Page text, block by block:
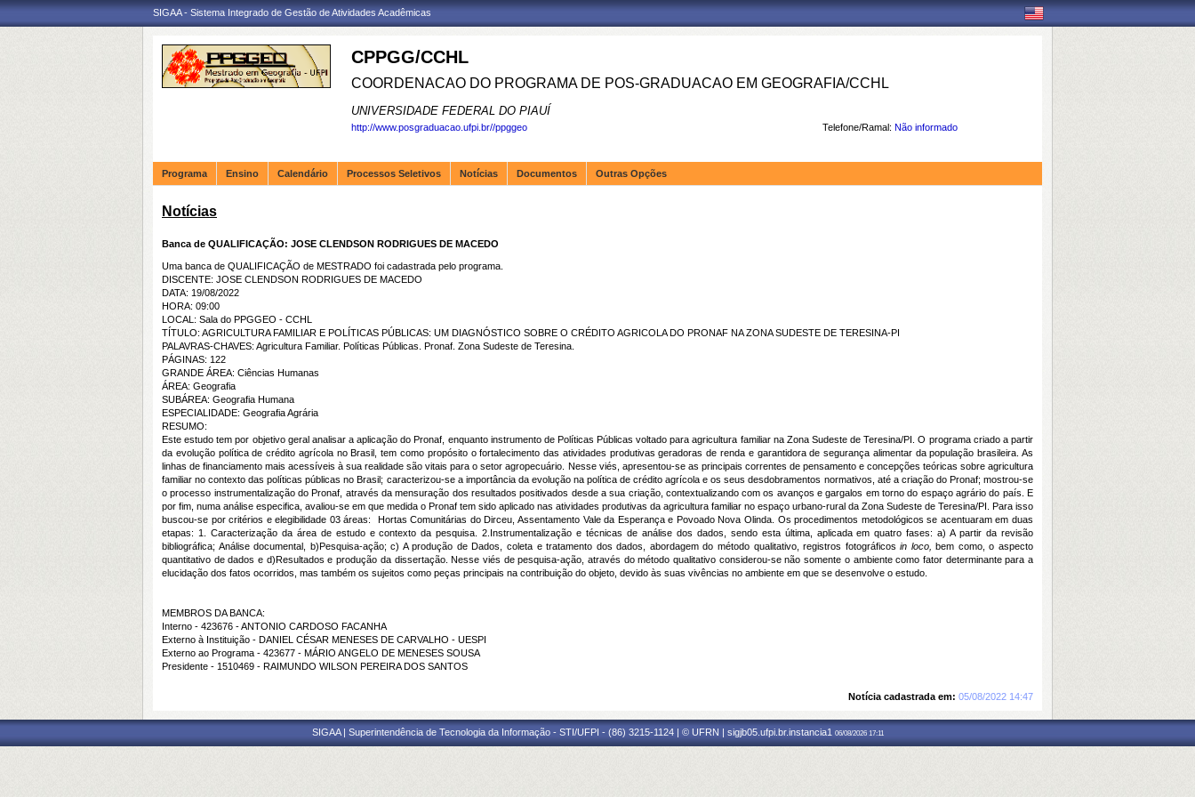
SIGAA - Sistema Integrado de Gestão de Atividades Acadêmicas
CPPGG/CCHL
COORDENACAO DO PROGRAMA DE POS-GRADUACAO EM GEOGRAFIA/CCHL
UNIVERSIDADE FEDERAL DO PIAUÍ
Telefone/Ramal: Não informado
http://www.posgraduacao.ufpi.br//ppggeo
Programa Ensino Calendário Processos Seletivos Notícias Documentos Outras Opções
Notícias
Banca de QUALIFICAÇÃO: JOSE CLENDSON RODRIGUES DE MACEDO
Uma banca de QUALIFICAÇÃO de MESTRADO foi cadastrada pelo programa.
DISCENTE: JOSE CLENDSON RODRIGUES DE MACEDO
DATA: 19/08/2022
HORA: 09:00
LOCAL: Sala do PPGGEO - CCHL
TÍTULO: AGRICULTURA FAMILIAR E POLÍTICAS PÚBLICAS: UM DIAGNÓSTICO SOBRE O CRÉDITO AGRICOLA DO PRONAF NA ZONA SUDESTE DE TERESINA-PI
PALAVRAS-CHAVES: Agricultura Familiar. Políticas Públicas. Pronaf. Zona Sudeste de Teresina.
PÁGINAS: 122
GRANDE ÁREA: Ciências Humanas
ÁREA: Geografia
SUBÁREA: Geografia Humana
ESPECIALIDADE: Geografia Agrária
RESUMO:
Este estudo tem por objetivo geral analisar a aplicação do Pronaf, enquanto instrumento de Políticas Públicas voltado para agricultura familiar na Zona Sudeste de Teresina/PI. O programa criado a partir
da evolução política de crédito agrícola no Brasil, tem como propósito o fortalecimento das atividades produtivas geradoras de renda e garantidora de segurança alimentar da população brasileira. As
linhas de financiamento mais acessíveis à sua realidade são vitais para o setor agropecuário. Nesse viés, apresentou-se as principais correntes de pensamento e concepções teóricas sobre agricultura
familiar no contexto das políticas públicas no Brasil; caracterizou-se a importância da evolução na política de crédito agrícola e os seus desdobramentos normativos, até a criação do Pronaf; mostrou-se
o processo instrumentalização do Pronaf, através da mensuração dos resultados positivados desde a sua criação, contextualizando com os avanços e gargalos em torno do espaço agrário do país. E
por fim, numa análise especifica, avaliou-se em que medida o Pronaf tem sido aplicado nas atividades produtivas da agricultura familiar no espaço urbano-rural da Zona Sudeste de Teresina/PI. Para isso
buscou-se por critérios e elegibilidade 03 áreas: Hortas Comunitárias do Dirceu, Assentamento Vale da Esperança e Povoado Nova Olinda. Os procedimentos metodológicos se acentuaram em duas
etapas: 1. Caracterização da área de estudo e contexto da pesquisa. 2.Instrumentalização e técnicas de análise dos dados, sendo esta última, aplicada em quatro fases: a) A partir da revisão
bibliográfica; Análise documental, b)Pesquisa-ação; c) A produção de Dados, coleta e tratamento dos dados, abordagem do método qualitativo, registros fotográficosin loco,bem como, o aspecto
quantitativo de dados e d)Resultados e produção da dissertação. Nesse viés de pesquisa-ação, através do método qualitativo considerou-se não somente o ambiente como fator determinante para a
elucidação dos fatos ocorridos, mas também os sujeitos como peças principais na contribuição do objeto, devido às suas vivências no ambiente em que se desenvolve o estudo.
MEMBROS DA BANCA:
Interno - 423676 - ANTONIO CARDOSO FACANHA
Externo à Instituição - DANIEL CÉSAR MENESES DE CARVALHO - UESPI
Externo ao Programa - 423677 - MÁRIO ANGELO DE MENESES SOUSA
Presidente - 1510469 - RAIMUNDO WILSON PEREIRA DOS SANTOS
Notícia cadastrada em: 05/08/2022 14:47
SIGAA | Superintendência de Tecnologia da Informação - STI/UFPI - (86) 3215-1124 | © UFRN | sigjb05.ufpi.br.instancia1 06/08/2026 17:11